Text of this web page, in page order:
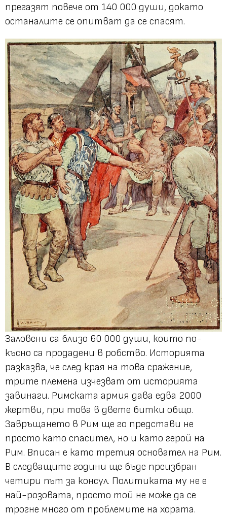
прегазят повече от 140 000 души, докато
останалите се опитват да се спасят.
Заловени са близо 60 000 души, които по-
късно са продадени в робство. Историята
разказва, че след края на това сражение,
трите племена изчезват от историята
завинаги. Римската армия дава едва 2000
жертви, при това в двете битки общо.
Завръщането в Рим ще го представи не
просто като спасител, но и като герой на
Рим. Вписан е като третия основател на Рим.
В следващите години ще бъде преизбран
четири път за консул. Политиката му не е
най-розовата, просто той не може да се
трогне много от проблемите на хората.